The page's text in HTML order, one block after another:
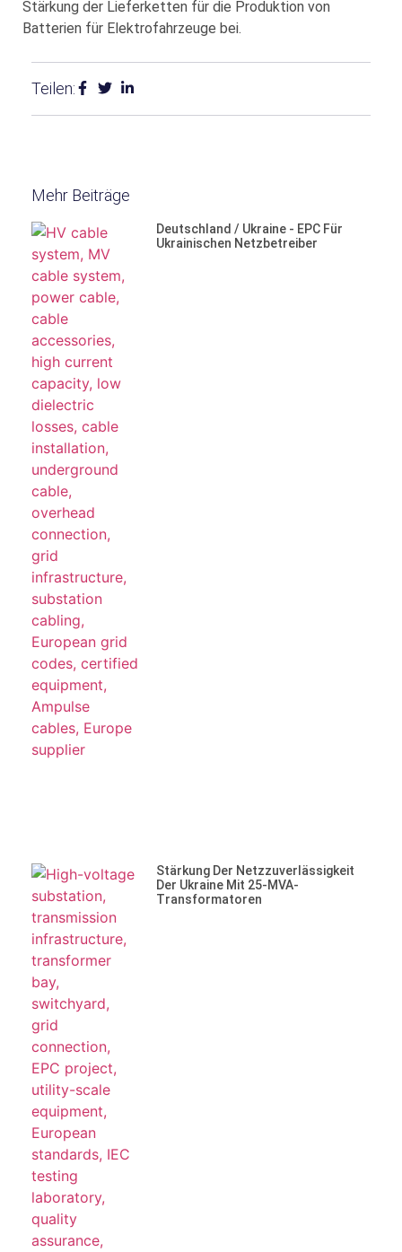
Stärkung der Lieferketten für die Produktion von
Batterien für Elektrofahrzeuge bei.
Teilen:
Mehr Beiträge
Deutschland / Ukraine - EPC Für
Ukrainischen Netzbetreiber
Stärkung Der Netzzuverlässigkeit
Der Ukraine Mit 25-MVA-
Transformatoren